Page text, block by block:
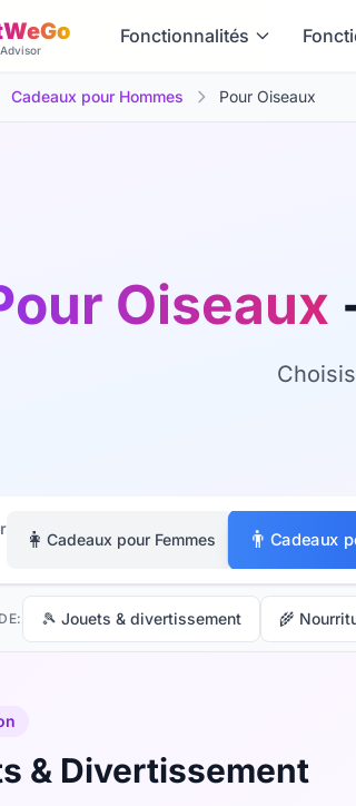
Fonctionnalités
Cadeaux pour Hommes Pour Oiseaux
Oiseaux
👩 Cadeaux pour Femmes 👨 Cadeaux
🎾 Jouets & divertissement 🌾
& Divertissement